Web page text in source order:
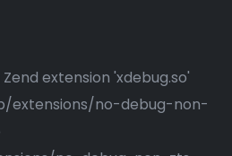
extension 'xdebug.so'
extensions/no-debug-non-